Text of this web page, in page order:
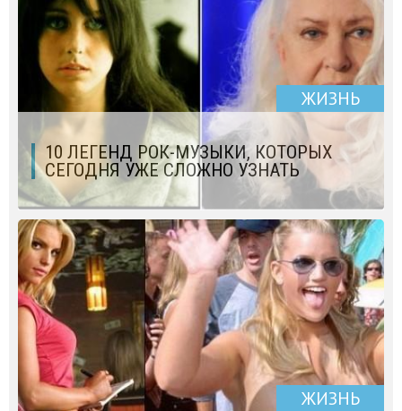
ЖИЗНЬ
10 ЛЕГЕНД РОК-МУЗЫКИ, КОТОРЫХ
СЕГОДНЯ УЖЕ СЛОЖНО УЗНАТЬ
ЖИЗНЬ